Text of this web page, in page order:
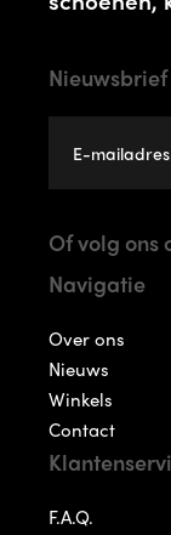
Of volg ons
Navigatie
Over ons
Nieuws
Winkels
Contact
F.A.Q.